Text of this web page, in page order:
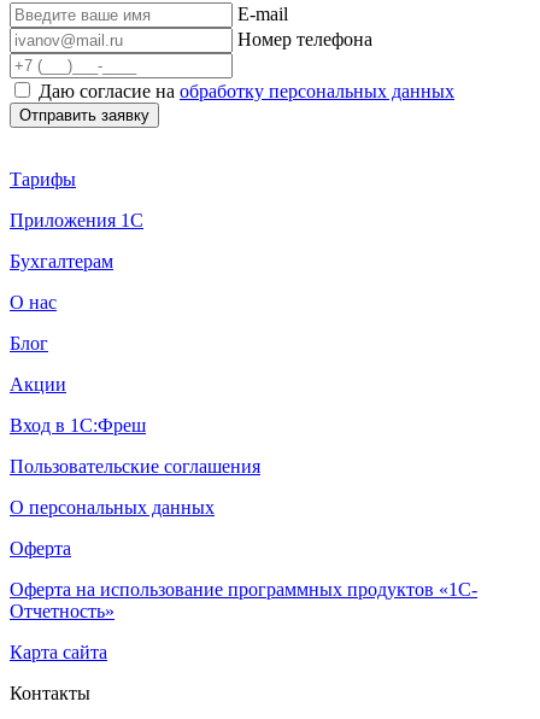
E-mail
Номер телефона
Даю согласие на обработку персональных данных
Тарифы
Приложения 1С
Бухгалтерам
О нас
Блог
Акции
Вход в 1С:Фреш
Пользовательские соглашения
О персональных данных
Оферта
Оферта на использование программных продуктов «1С-
Отчетность»
Карта сайта
Контакты